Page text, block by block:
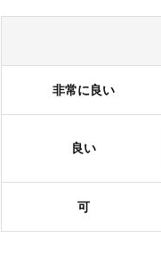
非常に良い
良い
可